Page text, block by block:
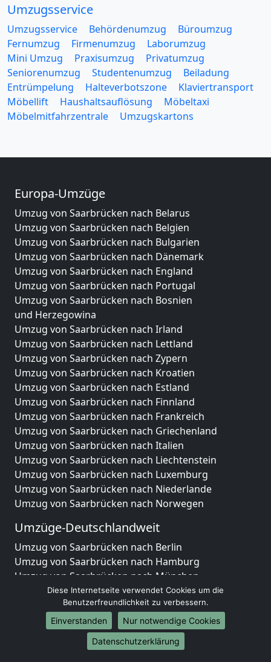
Umzugsservice
Umzugsservice Behördenumzug
Büroumzug
Fernumzug
Firmenumzug
Laborumzug
Mini Umzug
Praxisumzug
Privatumzug
Seniorenumzug
Studentenumzug
Beiladung
Entrümpelung
Halteverbotszone
Klaviertransport
Möbellift
Haushaltsauflösung
Möbeltaxi
Möbelmitfahrzentrale
Umzugskartons
Europa-Umzüge
Umzug von Saarbrücken nach Belarus
Umzug von Saarbrücken nach Belgien
Umzug von Saarbrücken nach Bulgarien
Umzug von Saarbrücken nach Dänemark
Umzug von Saarbrücken nach England
Umzug von Saarbrücken nach Portugal
Umzug von Saarbrücken nach Bosnien
und Herzegowina
Umzug von Saarbrücken nach Irland
Umzug von Saarbrücken nach Lettland
Umzug von Saarbrücken nach Zypern
Umzug von Saarbrücken nach Kroatien
Umzug von Saarbrücken nach Estland
Umzug von Saarbrücken nach Finnland
Umzug von Saarbrücken nach Frankreich
Umzug von Saarbrücken nach Griechenland
Umzug von Saarbrücken nach Italien
Umzug von Saarbrücken nach Liechtenstein
Umzug von Saarbrücken nach Luxemburg
Umzug von Saarbrücken nach Niederlande
Umzug von Saarbrücken nach Norwegen
Umzüge-Deutschlandweit
Umzug von Saarbrücken nach Berlin
Umzug von Saarbrücken nach Hamburg
Umzug von Saarbrücken nach München
Umzug von Saarbrücken nach Köln
Umzug von Saarbrücken nach Frankfurt am Main
Umzug von Saarbrücken nach Stuttgart
Umzug von Saarbrücken nach Düsseldorf
Umzug von Saarbrücken nach Leipzig
Diese Internetseite verwendet Cookies um die
Benutzerfreundlichkeit zu verbessern.
Einverstanden
Nur notwendige Cookies
Datenschutzerklärung